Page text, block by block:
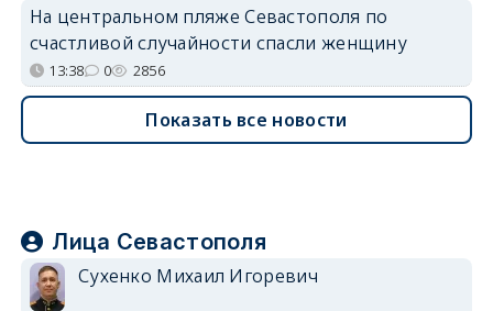
На центральном пляже Севастополя по
счастливой случайности спасли женщину
13:38 0 2856
Показать все новости
Лица Севастополя
Сухенко Михаил Игоревич